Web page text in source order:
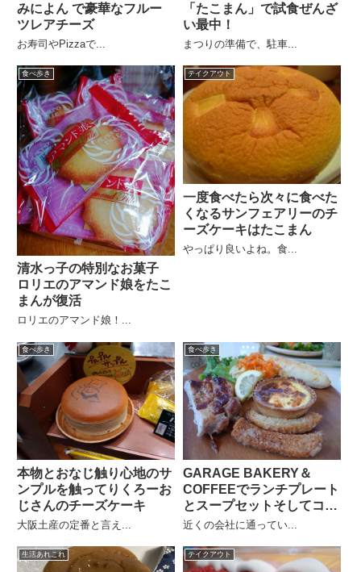
みによん で豪華なフルー
ツレアチーズ
お寿司やPizzaで...
「たこまん」で試食ぜんざ
い最中！
まつりの準備で、駐車...
食べ歩き
清水っ子の特別なお菓子
ロリエのアマンド娘をたこ
まんが復活
ロリエのアマンド娘！...
テイクアウト
一度食べたら次々に食べた
くなるサンフェアリーのチ
ーズケーキはたこまん
やっぱり良いよね。食...
食べ歩き
本物とおなじ触り心地のサ
ンプルを触ってりくろーお
じさんのチーズケーキ
大阪土産の定番と言え...
食べ歩き
GARAGE BAKERY＆
COFFEEでランチプレート
とスープセットそしてコー
ヒー
近くの会社に通ってい...
生活あれこれ テイクアウト